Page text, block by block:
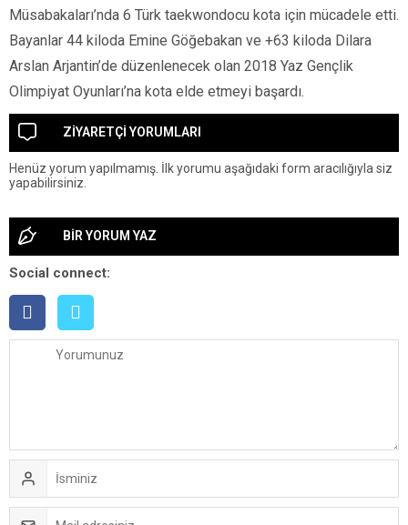
Müsabakaları’nda 6 Türk taekwondocu kota için mücadele etti.
Bayanlar 44 kiloda Emine Göğebakan ve +63 kiloda Dilara
Arslan Arjantin’de düzenlenecek olan 2018 Yaz Gençlik
Olimpiyat Oyunları’na kota elde etmeyi başardı.
ZİYARETÇİ YORUMLARI
Henüz yorum yapılmamış. İlk yorumu aşağıdaki form aracılığıyla siz
yapabilirsiniz.
BİR YORUM YAZ
Social connect: